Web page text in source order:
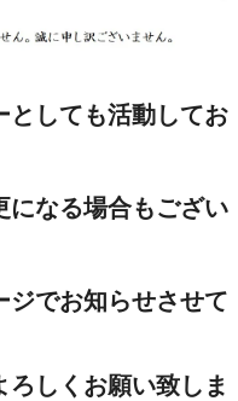
としても活動してお
になる場合もござい
ジでお知らせさせて
しくお願い致しま